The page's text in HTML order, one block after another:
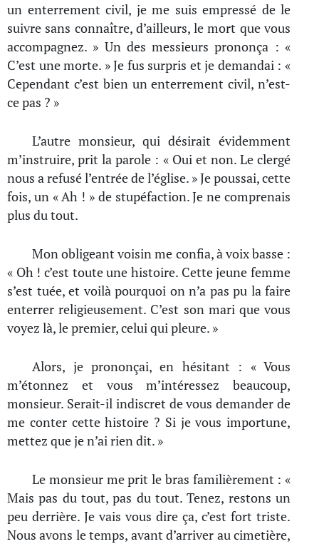
un enterrement civil, je me suis empressé de le
suivre sans connaître, d’ailleurs, le mort que vous
accompagnez. » Un des messieurs prononça : «
C’est une morte. » Je fus surpris et je demandai : «
Cependant c’est bien un enterrement civil, n’est-
ce pas ? »
L’autre monsieur, qui désirait évidemment
m’instruire, prit la parole : « Oui et non. Le clergé
nous a refusé l’entrée de l’église. » Je poussai, cette
fois, un « Ah ! » de stupéfaction. Je ne comprenais
plus du tout.
Mon obligeant voisin me confia, à voix basse :
« Oh ! c’est toute une histoire. Cette jeune femme
s’est tuée, et voilà pourquoi on n’a pas pu la faire
enterrer religieusement. C’est son mari que vous
voyez là, le premier, celui qui pleure. »
Alors, je prononçai, en hésitant : « Vous
m’étonnez et vous m’intéressez beaucoup,
monsieur. Serait-il indiscret de vous demander de
me conter cette histoire ? Si je vous importune,
mettez que je n’ai rien dit. »
Le monsieur me prit le bras familièrement : «
Mais pas du tout, pas du tout. Tenez, restons un
peu derrière. Je vais vous dire ça, c’est fort triste.
Nous avons le temps, avant d’arriver au cimetière,